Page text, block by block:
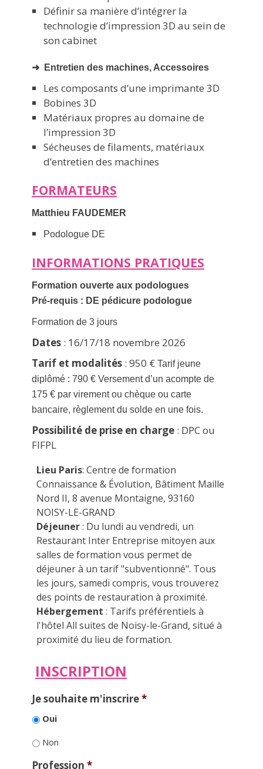
Définir sa manière d’intégrer la
technologie d’impression 3D au sein de
son cabinet
➜ Entretien des machines, Accessoires
Les composants d’une imprimante 3D
Bobines 3D
Matériaux propres au domaine de
l’impression 3D
Sécheuses de filaments, matériaux
d’entretien des machines
FORMATEURS
Matthieu FAUDEMER
Podologue DE
INFORMATIONS PRATIQUES
Formation ouverte aux podologues
Pré-requis : DE pédicure podologue
Formation de 3 jours
Dates : 16/17/18 novembre 2026
Tarif et modalités : 950 € Tarif jeune
diplômé : 790 € Versement d’un acompte de
175 € par virement ou chèque ou carte
bancaire, règlement du solde en une fois.
Possibilité de prise en charge : DPC ou
FIFPL
Lieu Paris: Centre de formation
Connaissance & Évolution, Bâtiment Maille
Nord II, 8 avenue Montaigne, 93160
NOISY-LE-GRAND
Déjeuner: Du lundi au vendredi, un
Restaurant Inter Entreprise mitoyen aux
salles de formation vous permet de
déjeuner à un tarif "subventionné". Tous
les jours, samedi compris, vous trouverez
des points de restauration à proximité.
Hébergement : Tarifs préférentiels à
l'hôtel All suites de Noisy-le-Grand, situé à
proximité du lieu de formation.
INSCRIPTION
Je souhaite m'inscrire*
Oui
Non
Profession *